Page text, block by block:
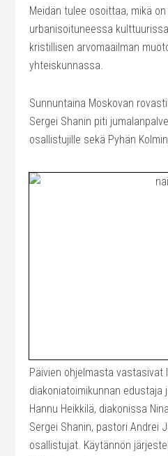
Meidän tulee osoittaa, mikä
urbanisoituneessa
kristillisen arvomaailman
yhteiskunnassa.
Sunnuntaina Moskovan
Sergei Shanin piti
osallistujille sekä Pyhän
Päivien ohjelmasta vastasivat
diakoniatoimikunnan edustaja
Hannu Heikkilä, diakonissa
Sergei Shanin, pastori Andrei
osallistujat. Käytännön